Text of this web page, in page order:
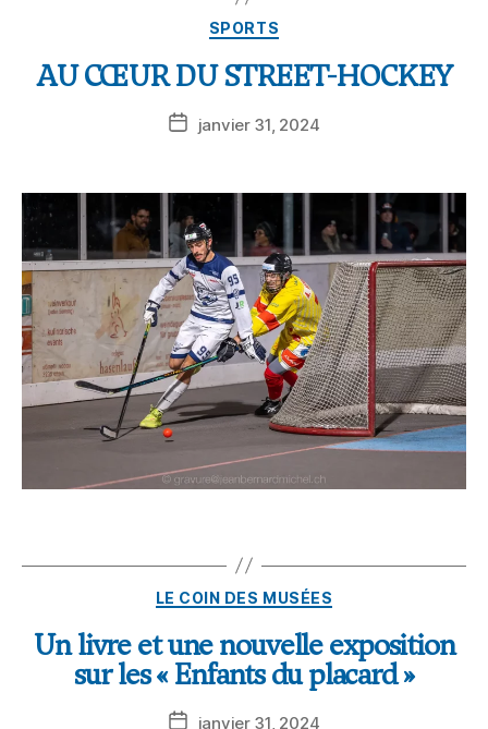
SPORTS
AU CŒUR DU STREET-HOCKEY
janvier 31, 2024
LE COIN DES MUSÉES
Un livre et une nouvelle exposition
sur les « Enfants du placard »
janvier 31, 2024